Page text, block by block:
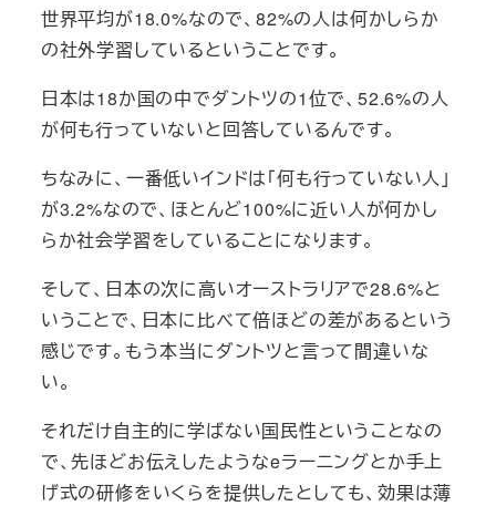
世界平均が18.0%なので、82%の人は何かしらか
の社外学習しているということです。
日本は18か国の中でダントツの1位で、52.6%の人
が何も行っていないと回答しているんです。
ちなみに、一番低いインドは「何も行っていない人」
が3.2%なので、ほとんど100%に近い人が何かし
らか社会学習をしていることになります。
そして、日本の次に高いオーストラリアで28.6%と
いうことで、日本に比べて倍ほどの差があるという
感じです。もう本当にダントツと言って間違いな
い。
それだけ自主的に学ばない国民性ということなの
で、先ほどお伝えしたようなeラーニングとか手上
げ式の研修をいくらを提供したとしても、効果は薄